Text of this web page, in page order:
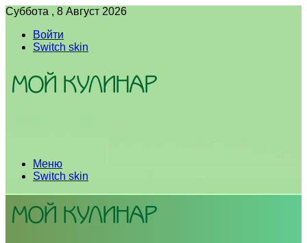
Суббота , 8 Август 2026
Войти
Switch skin
Меню
Switch skin